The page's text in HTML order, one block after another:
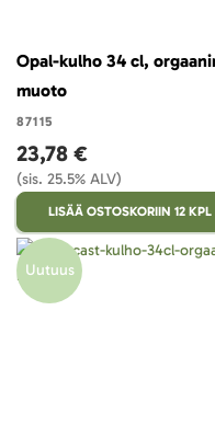
Opal-kulho 34 cl,
muoto
87115
23,78 €
(sis. 25.5% ALV)
LISÄÄ OSTOSKORIIN 12 KPL
Uutuus